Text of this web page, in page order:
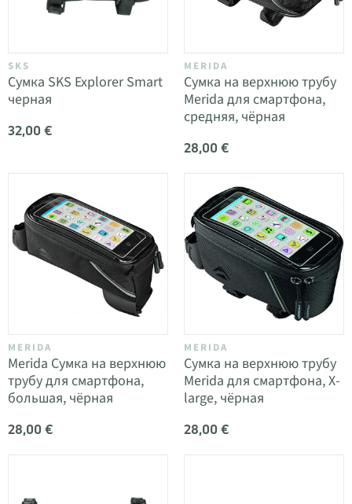
SKS
Сумка SKS Explorer Smart
черная
32,00 €
MERIDA
Сумка на верхнюю трубу
Merida для смартфона,
средняя, чёрная
28,00 €
MERIDA
Merida Сумка на верхнюю
трубу для смартфона,
большая, чёрная
28,00 €
MERIDA
Сумка на верхнюю трубу
Merida для смартфона, X-
large, чёрная
28,00 €